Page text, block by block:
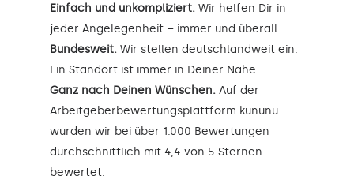
Einfach und unkompliziert. Wir helfen Dir in
jeder Angelegenheit – immer und überall.
Bundesweit. Wir stellen deutschlandweit ein.
Ein Standort ist immer in Deiner Nähe.
Ganz nach Deinen Wünschen. Auf der
Arbeitgeberbewertungsplattform kununu
wurden wir bei über 1.000 Bewertungen
durchschnittlich mit 4,4 von 5 Sternen
bewertet.